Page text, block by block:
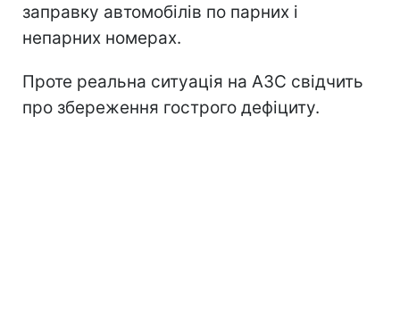
заправку автомобілів по парних і
непарних номерах.
Проте реальна ситуація на АЗС свідчить
про збереження гострого дефіциту.